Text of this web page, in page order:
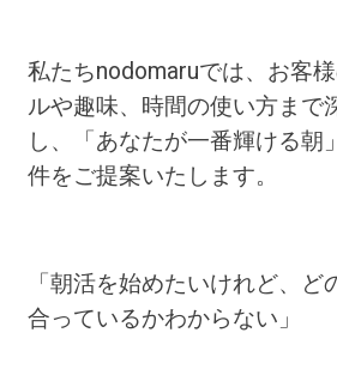
私たちnodomaruでは、お客
ルや趣味、時間の使い方まで
し、「あなたが一番輝ける朝
件をご提案いたします。
「朝活を始めたいけれど、ど
合っているかわからない」